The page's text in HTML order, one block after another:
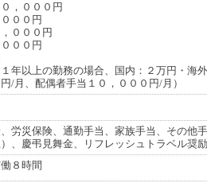
，０００円
００円
０００円
００円
年以上の勤務の場合、国内：２万円・海外
/月、配偶者手当１０，０００円/月）
労災保険、通勤手当、家族手当、その他
、慶弔見舞金、リフレッシュトラベル奨
８時間